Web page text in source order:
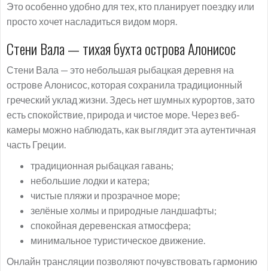
Это особенно удобно для тех, кто планирует поездку или
просто хочет насладиться видом моря.
Стени Вала — тихая бухта острова Алонисос
Стени Вала — это небольшая рыбацкая деревня на
острове Алонисос, которая сохранила традиционный
греческий уклад жизни. Здесь нет шумных курортов, зато
есть спокойствие, природа и чистое море. Через веб-
камеры можно наблюдать, как выглядит эта аутентичная
часть Греции.
традиционная рыбацкая гавань;
небольшие лодки и катера;
чистые пляжи и прозрачное море;
зелёные холмы и природные ландшафты;
спокойная деревенская атмосфера;
минимальное туристическое движение.
Онлайн трансляции позволяют почувствовать гармонию